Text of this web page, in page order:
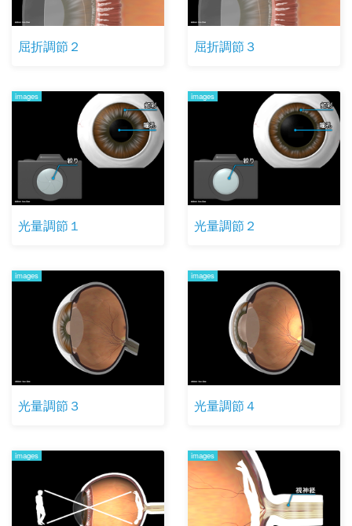
屈折調節２ 屈折調節３
images
光量調節１
images
光量調節２
images
光量調節３
images
光量調節４
images images